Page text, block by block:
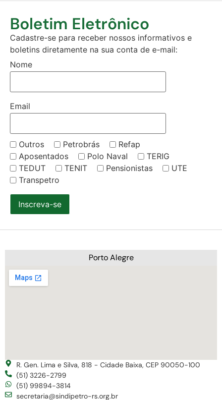
Boletim Eletrônico
Cadastre-se para receber nossos informativos e
boletins diretamente na sua conta de e-mail:
Nome
Email
Outros Petrobrás
Refap
Aposentados
Polo Naval
TERIG
TEDUT
TENIT Pensionistas
UTE
Transpetro
Inscreva-se
Porto Alegre
R. Gen. Lima e Silva, 818 - Cidade Baixa, CEP 90050-100
(51) 3226-2799
(51) 99894-3814
secretaria@sindipetro-rs.org.br